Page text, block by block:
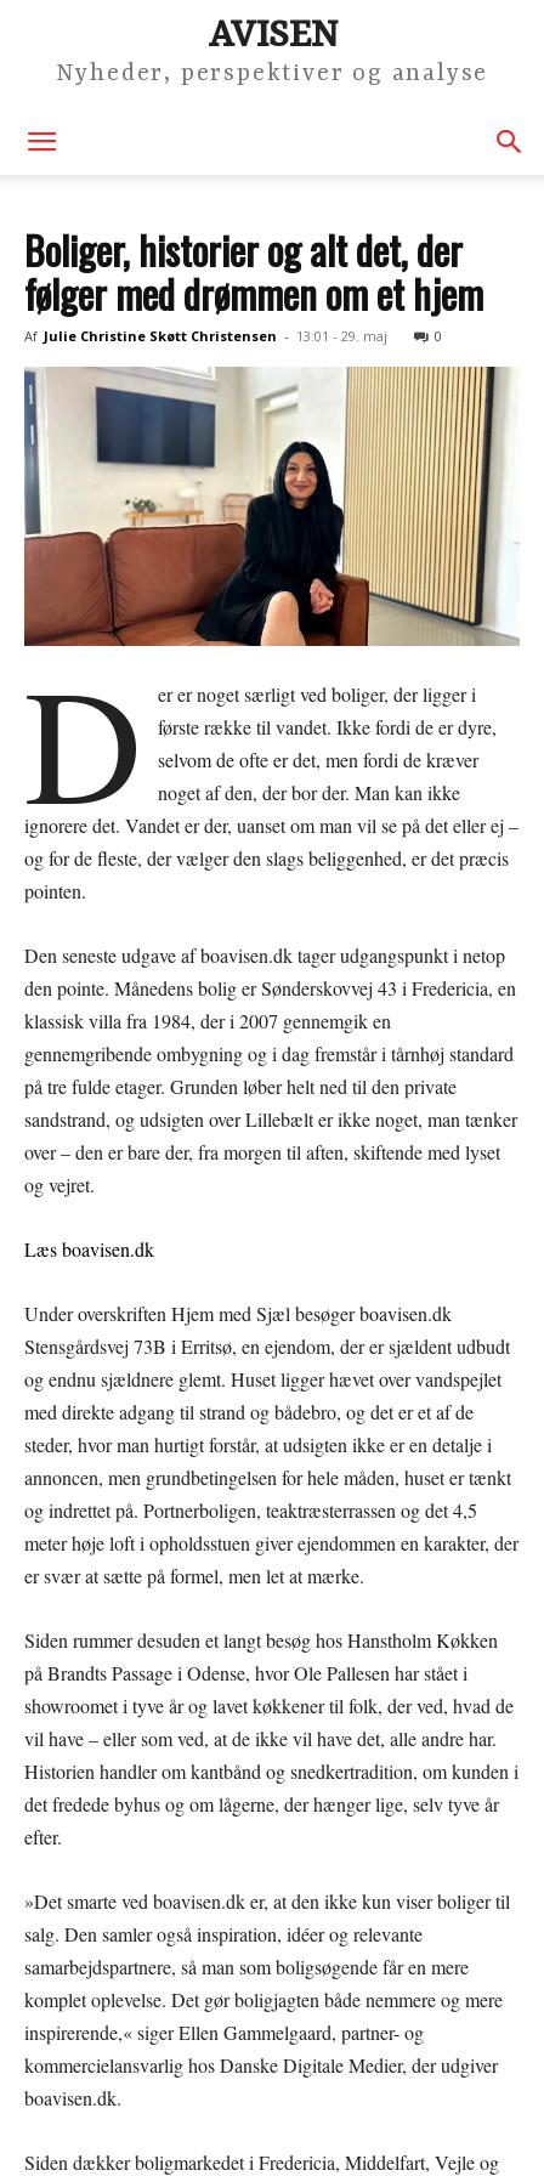
AVISEN
Nyheder, perspektiver og analyse
Boliger, historier og alt det, der
følger med drømmen om et hjem
Af Julie Christine Skøtt Christensen - 13:01 - 29. maj 0
D
er er noget særligt ved boliger, der ligger i
første række til vandet. Ikke fordi de er dyre,
selvom de ofte er det, men fordi de kræver
noget af den, der bor der. Man kan ikke
ignorere det. Vandet er der, uanset om man vil se på det eller ej –
og for de fleste, der vælger den slags beliggenhed, er det præcis
pointen.
Den seneste udgave af boavisen.dk tager udgangspunkt i netop
den pointe. Månedens bolig er Sønderskovvej 43 i Fredericia, en
klassisk villa fra 1984, der i 2007 gennemgik en
gennemgribende ombygning og i dag fremstår i tårnhøj standard
på tre fulde etager. Grunden løber helt ned til den private
sandstrand, og udsigten over Lillebælt er ikke noget, man tænker
over – den er bare der, fra morgen til aften, skiftende med lyset
og vejret.
Læs boavisen.dk
Under overskriften Hjem med Sjæl besøger boavisen.dk
Stensgårdsvej 73B i Erritsø, en ejendom, der er sjældent udbudt
og endnu sjældnere glemt. Huset ligger hævet over vandspejlet
med direkte adgang til strand og bådebro, og det er et af de
steder, hvor man hurtigt forstår, at udsigten ikke er en detalje i
annoncen, men grundbetingelsen for hele måden, huset er tænkt
og indrettet på. Portnerboligen, teaktræsterrassen og det 4,5
meter høje loft i opholdsstuen giver ejendommen en karakter, der
er svær at sætte på formel, men let at mærke.
Siden rummer desuden et langt besøg hos Hanstholm Køkken
på Brandts Passage i Odense, hvor Ole Pallesen har stået i
showroomet i tyve år og lavet køkkener til folk, der ved, hvad de
vil have – eller som ved, at de ikke vil have det, alle andre har.
Historien handler om kantbånd og snedkertradition, om kunden i
det fredede byhus og om lågerne, der hænger lige, selv tyve år
efter.
»Det smarte ved boavisen.dk er, at den ikke kun viser boliger til
salg. Den samler også inspiration, idéer og relevante
samarbejdspartnere, så man som boligsøgende får en mere
komplet oplevelse. Det gør boligjagten både nemmere og mere
inspirerende,« siger Ellen Gammelgaard, partner- og
kommercielansvarlig hos Danske Digitale Medier, der udgiver
boavisen.dk.
Siden dækker boligmarkedet i Fredericia, Middelfart, Vejle og